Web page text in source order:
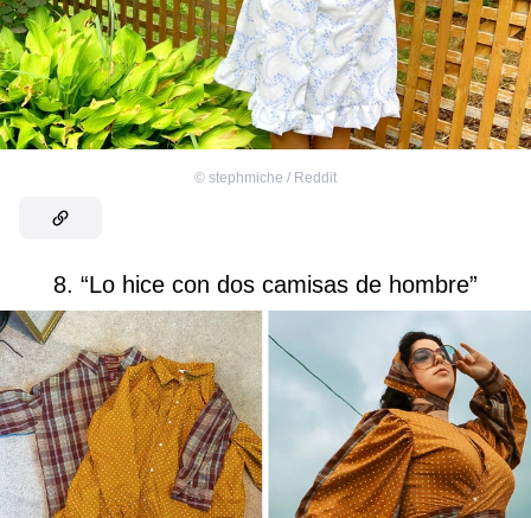
© stephmiche / Reddit
8. “Lo hice con dos camisas de hombre”